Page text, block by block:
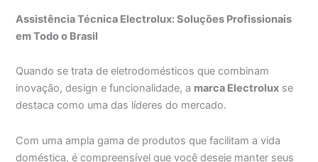
Assistência Técnica Electrolux: Soluções Profissionais
em Todo o Brasil
Quando se trata de eletrodomésticos que combinam
inovação, design e funcionalidade, a marca Electrolux se
destaca como uma das líderes do mercado.
Com uma ampla gama de produtos que facilitam a vida
doméstica, é compreensível que você deseje manter seus